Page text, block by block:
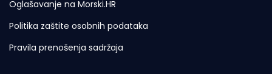
Oglašavanje na Morski.HR
Politika zaštite osobnih podataka
Pravila prenošenja sadržaja